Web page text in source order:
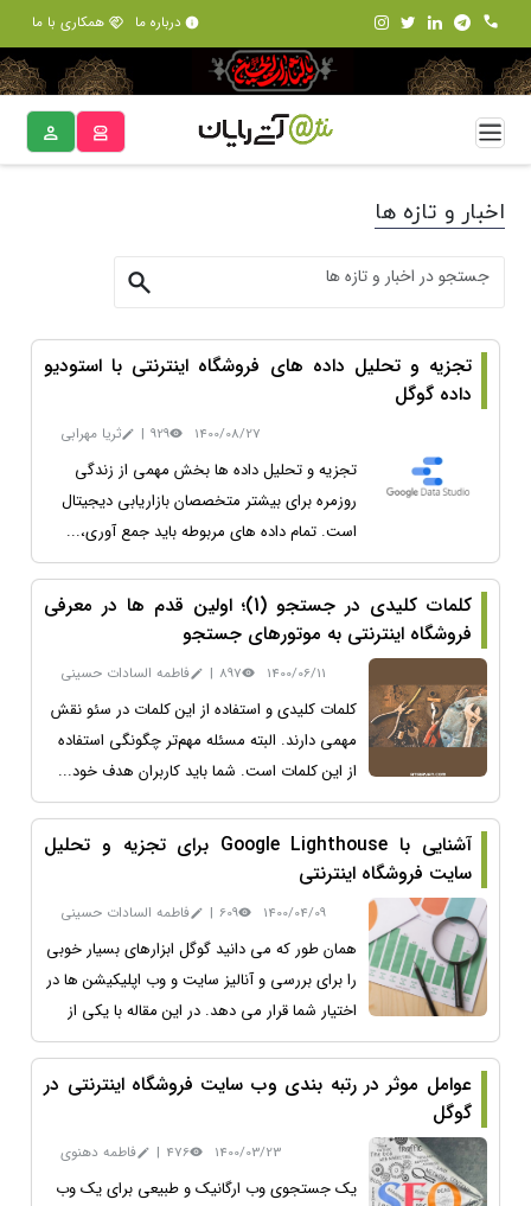
درباره ما همکاری با ما
اخبار و تازه ها
تجزیه و تحلیل داده های فروشگاه اینترنتی با استودیو
داده گوگل
ثریا مهرابی | 929 1400/08/27
تجزیه و تحلیل داده ها بخش مهمی از زندگی
روزمره برای بیشتر متخصصان بازاریابی دیجیتال
است. تمام داده های مربوطه باید جمع آوری،...
کلمات کلیدی در جستجو (1)؛ اولین قدم ها در معرفی
فروشگاه اینترنتی به موتورهای جستجو
فاطمه السادات حسینی | 897 1400/06/11
کلمات کلیدی و استفاده از این کلمات در سئو نقش
مهمی دارند. البته مسئله مهم‌تر چگونگی استفاده
از این کلمات است. شما باید کاربران هدف خود...
آشنایی با Google Lighthouse برای تجزیه و تحلیل
سایت فروشگاه اینترنتی
فاطمه السادات حسینی | 609 1400/04/09
همان طور که می دانید گوگل ابزارهای بسیار خوبی
را برای بررسی و آنالیز سایت و وب اپلیکیشن ها در
اختیار شما قرار می دهد. در این مقاله با یکی از
این ابزارهای بسیار کاربردی گوگل...
عوامل موثر در رتبه بندی وب سایت فروشگاه اینترنتی در
گوگل
فاطمه دهنوی | 476 1400/03/23
یک جستجوی وب ارگانیک و طبیعی برای یک وب